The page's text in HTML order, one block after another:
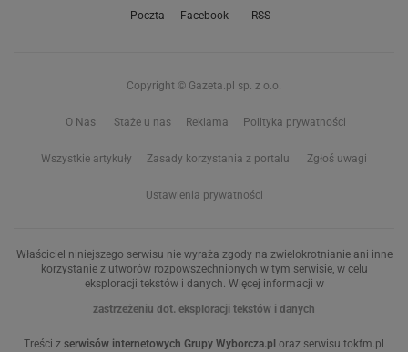
Poczta Facebook RSS
Copyright © Gazeta.pl sp. z o.o.
O Nas Staże u nas Reklama Polityka prywatności
Wszystkie artykuły Zasady korzystania z portalu Zgłoś uwagi
Ustawienia prywatności
Właściciel niniejszego serwisu nie wyraża zgody na zwielokrotnianie ani inne
korzystanie z utworów rozpowszechnionych w tym serwisie, w celu
eksploracji tekstów i danych. Więcej informacji w
zastrzeżeniu dot. eksploracji tekstów i danych
Treści z serwisów internetowych Grupy Wyborcza.pl oraz serwisu tokfm.pl